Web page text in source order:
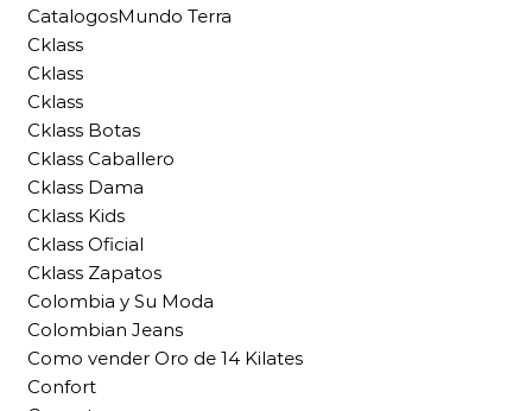
CatalogosMundo Terra
Cklass
Cklass
Cklass
Cklass Botas
Cklass Caballero
Cklass Dama
Cklass Kids
Cklass Oficial
Cklass Zapatos
Colombia y Su Moda
Colombian Jeans
Como vender Oro de 14 Kilates
Confort